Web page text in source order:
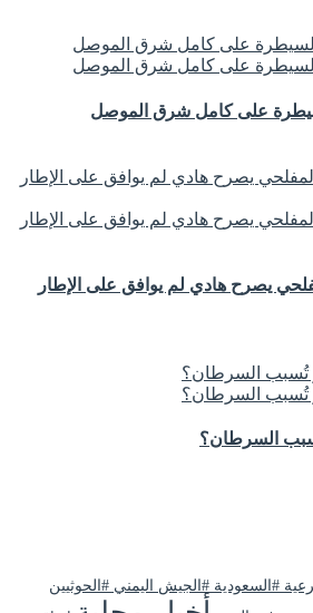
على كامل شرق الموصل
يصرح هادي لم يوافق على الإطار
السرطان؟
#السعودية #الجيش اليمني #الحوثيين